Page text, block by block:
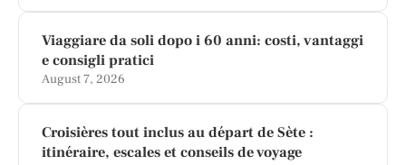
Viaggiare da soli dopo i 60 anni: costi, vantaggi
e consigli pratici
August 7, 2026
Croisières tout inclus au départ de Sète :
itinéraire, escales et conseils de voyage